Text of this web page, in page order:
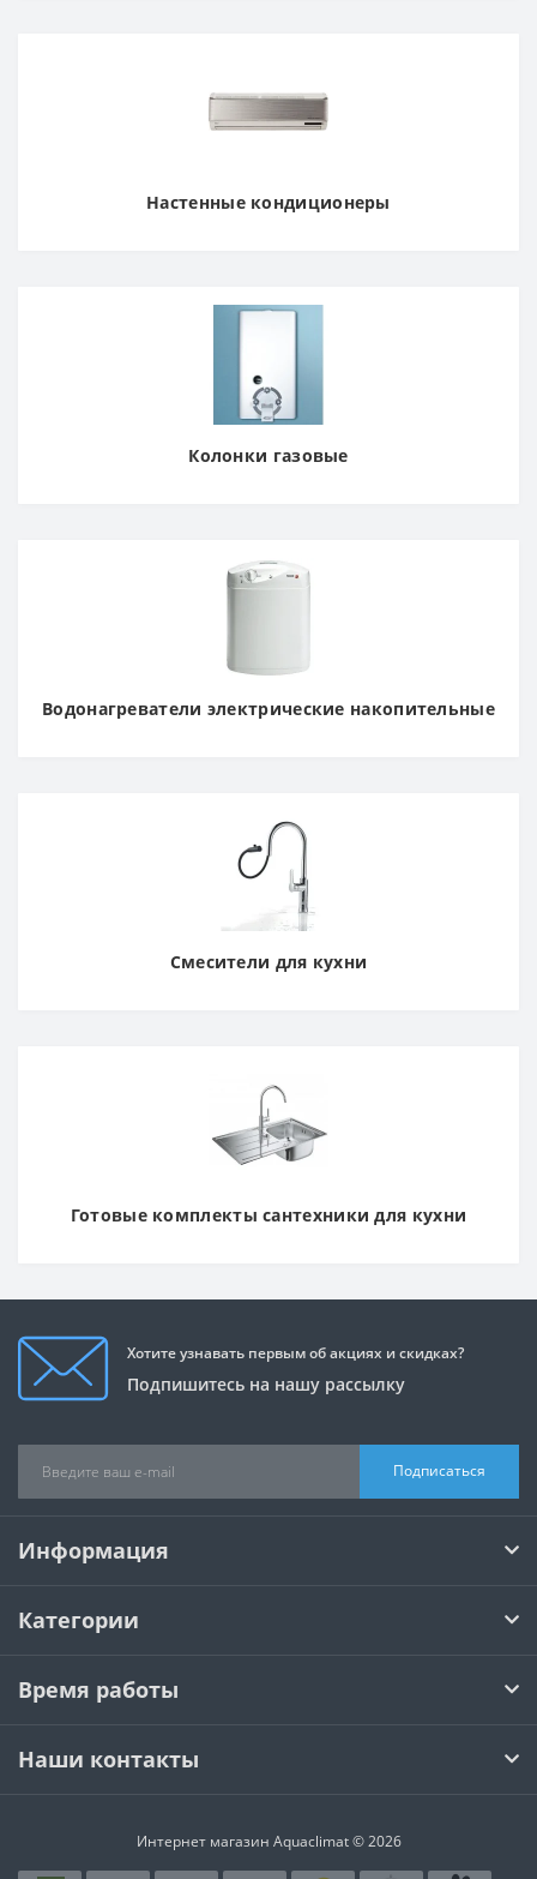
Настенные кондиционеры
Колонки газовые
Водонагреватели электрические накопительные
Смесители для кухни
Готовые комплекты сантехники для кухни
Хотите узнавать первым об акциях и скидках?
Подпишитесь на нашу рассылку
Подписаться
Информация
Категории
Время работы
Наши контакты
Интернет магазин Aquaclimat © 2026